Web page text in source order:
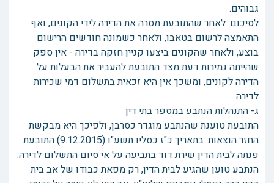
גבוהים.
לסיכום: לאחר שהתובעת מסרה את הדירה לידי הקונים, ואף
התאמצה לרשום בטאבו, ולאחר כשמונה חודשים הרישום
בוצע, ולאחר שהקונים ביצעו קניין חזקה בדירה - אין ספק
שהייתה גמירות דעת מצד התובעת להעביר את הבעלות על
הדירה לקונים, ומשכך אין היא זכאית בתשלום דמי שכירות
לדירה.
ג- התנהלות הנתבע במספר בתי דין
התובעת טוענת שהנתבע מוגדר כסרבן, ולפיכך היא מבקשת
החזר הוצאות: בתאריך כ"ז כסליו תשע"ו (9.12.2015) התובעת
פנתה לבית הדין שירת דוד בתביעה על אי סיום התשלום לדירה.
הנתבע טוען שהגיע לבית הדין, רק מפאת כבודו של אב בית